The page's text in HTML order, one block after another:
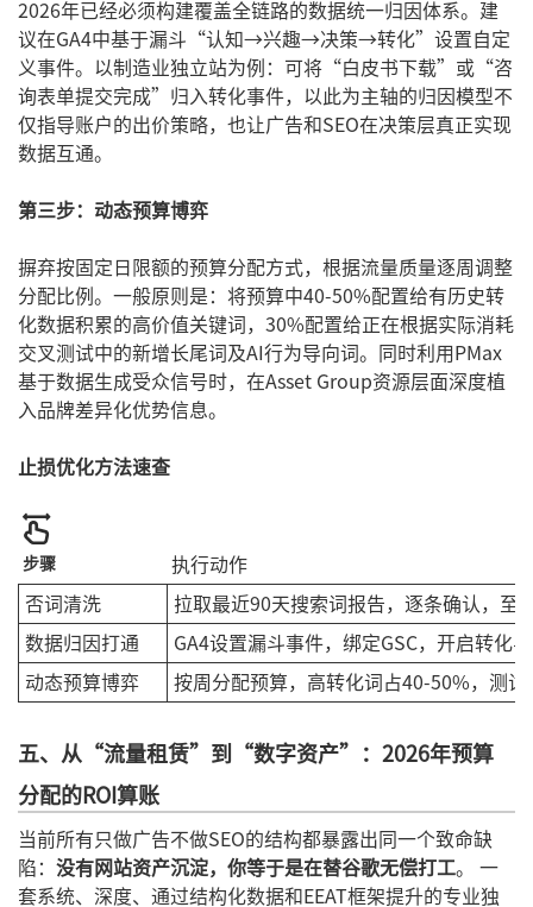
2026年已经必须构建覆盖全链路的数据统一归因体系。建
议在GA4中基于漏斗“认知→兴趣→决策→转化”设置自定
义事件。以制造业独立站为例：可将“白皮书下载”或“咨
询表单提交完成”归入转化事件，以此为主轴的归因模型不
仅指导账户的出价策略，也让广告和SEO在决策层真正实现
数据互通。
第三步：动态预算博弈
摒弃按固定日限额的预算分配方式，根据流量质量逐周调整
分配比例。一般原则是：将预算中40-50%配置给有历史转
化数据积累的高价值关键词，30%配置给正在根据实际消耗
交叉测试中的新增长尾词及AI行为导向词。同时利用PMax
基于数据生成受众信号时，在Asset Group资源层面深度植
入品牌差异化优势信息。
止损优化方法速查
步骤 执行动作
否词清洗 拉取最近90天搜索词报告，逐条确认，至
数据归因打通 GA4设置漏斗事件，绑定GSC，开启转化
动态预算博弈 按周分配预算，高转化词占40-50%，测试
五、从“流量租赁”到“数字资产”：2026年预算
分配的ROI算账
当前所有只做广告不做SEO的结构都暴露出同一个致命缺
陷： 没有网站资产沉淀，你等于是在替谷歌无偿打工。 一
套系统、深度、通过结构化数据和EEAT框架提升的专业独